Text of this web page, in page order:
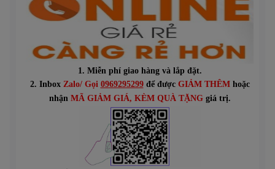
1. Miễn phí giao hàng và lắp đặt.
2. Inbox Zalo/ Gọi 0969295299để được GIẢM THÊMhoặc
nhận MÃ GIẢM GIÁ, KÈM QUÀ TẶNGgiá trị.